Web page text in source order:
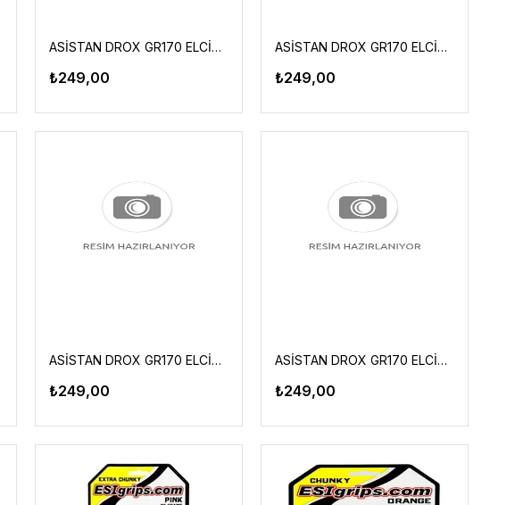
ASİSTAN DROX GR170 ELCİK SİYAH-SARI
₺249,00
ASİSTAN DROX GR170 ELCİK SİYAH YEŞİL
₺249,00
ASİSTAN DROX GR170 ELCİK MOR-MAVİ
₺249,00
ASİSTAN DROX GR170 ELCİK SİYAH-MOR
₺249,00